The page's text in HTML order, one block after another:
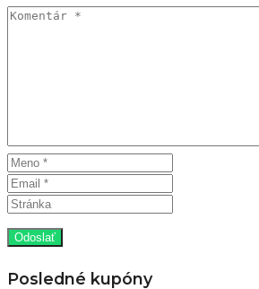
Posledné kupóny